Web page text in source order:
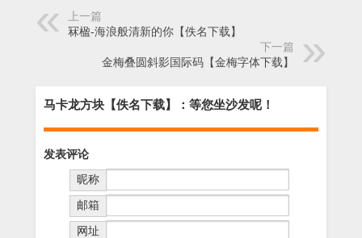
上一篇
冧楹-海浪般清新的你【佚名下载】
下一篇
金梅叠圆斜影国际码【金梅字体下载】
马卡龙方块【佚名下载】：等您坐沙发呢！
发表评论
昵称
邮箱
网址